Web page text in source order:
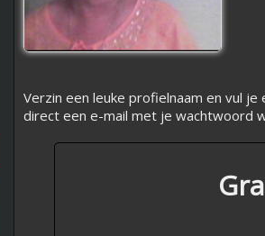
Verzin een leuke profielnaam en vul
direct een e-mail met je wachtwoord